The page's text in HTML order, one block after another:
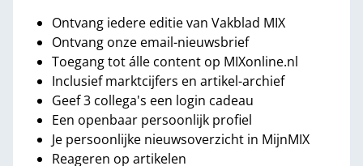
Ontvang iedere editie van Vakblad MIX
Ontvang onze email-nieuwsbrief
Toegang tot álle content op MIXonline.nl
Inclusief marktcijfers en artikel-archief
Geef 3 collega's een login cadeau
Een openbaar persoonlijk profiel
Je persoonlijke nieuwsoverzicht in MijnMIX
Reageren op artikelen